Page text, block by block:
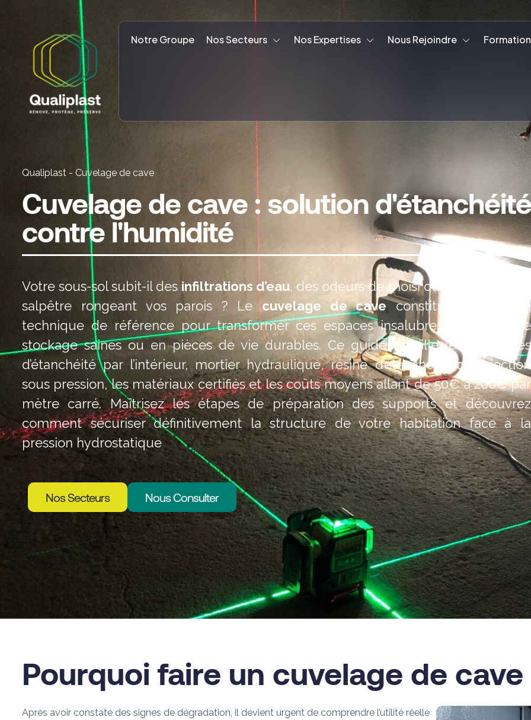
Notre Groupe Nos Secteurs Nos Expertises Nous Rejoindre
Qualiplast -Cuvelage de cave
Cuvelage de cave : solution d'étanchéité
contre l'humidité
Votre sous-sol subit-il desinfiltrations d’eau, des odeurs de moisi ou des dépôts de
salpêtre rongeant vos parois ? Lecuvelage de cave constitue la solution
technique de référence pour transformer ces espaces insalubres en zones de
stockage saines ou en pièces de vie durables. Ce guide détaille les méthodes
d’étanchéité par l’intérieur, mortier hydraulique, résine d’étanchéité ou injection
sous pression, les matériaux certifiés et les coûts moyens allant de 50€ à 200€ par
mètre carré. Maîtrisez les étapes de préparation des supports et découvrez
comment sécuriser définitivement la structure de votre habitation face à la
pression hydrostatique
Nos Secteurs Nous Consulter
Pourquoi faire un cuvelage de cave
Après avoir constaté des signes de dégradation, il devient urgent de comprendre l’utilité réelle